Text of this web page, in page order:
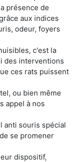
présence de
aux indices
odeur, foyers
c'est la
des interventions
ces rats puissent
ou bien même
appel à nos
anti souris spécial
se promener
dispositif,